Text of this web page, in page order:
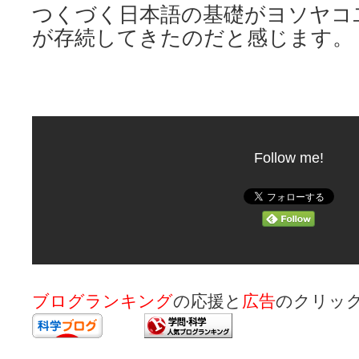
つくづく日本語の基礎がヨソヤ
が存続してきたのだと感じます。
Follow me!
ブログランキングの応援と 広告のクリッ